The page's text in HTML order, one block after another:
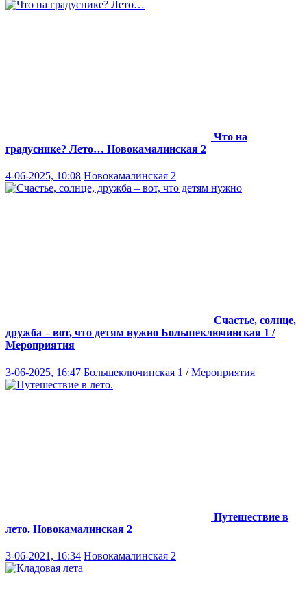
Что на
градуснике? Лето… Новокамалинская 2
4-06-2025, 10:08 Новокамалинская 2
Счастье, солнце,
дружба – вот, что детям нужно Большеключинская 1 /
Мероприятия
3-06-2025, 16:47 Большеключинская 1 /Мероприятия
Путешествие в
лето. Новокамалинская 2
3-06-2021, 16:34 Новокамалинская 2